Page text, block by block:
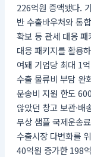
226억원 증액됐다.
반 수출바우처와 통
확보 등 관세 대응
대응 패키지를 활용
여돼 기업당 최대 1
수출 물류비 부담 완
운송비 지원 한도
않았던 창고 보관·배
무상 샘플 국제운송
수출시장 다변화를
40억원 증가한 198